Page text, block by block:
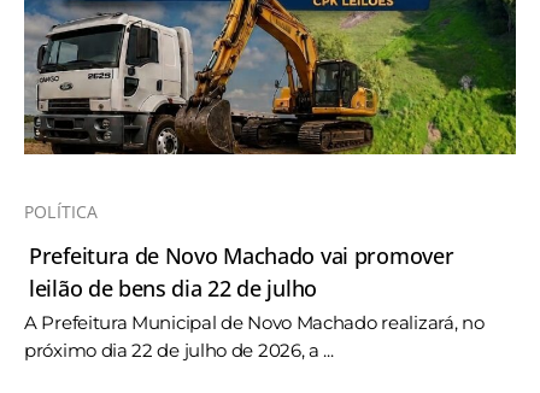
POLÍTICA
Prefeitura de Novo Machado vai promover
leilão de bens dia 22 de julho
A Prefeitura Municipal de Novo Machado realizará, no
próximo dia 22 de julho de 2026, a ...